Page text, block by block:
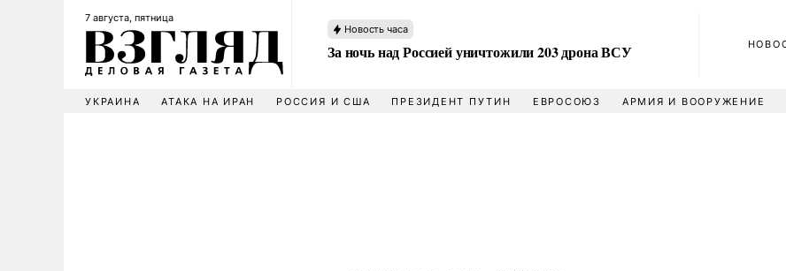
7 августа, пятница
Новость часа
За ночь над Россией уничтожили 203 дрона ВСУ
УКРАИНА АТАКА НА ИРАН РОССИЯ И США ПРЕЗИДЕНТ ПУТИН ЕВРОСОЮЗ АРМИЯ И ВООРУЖЕНИЕ